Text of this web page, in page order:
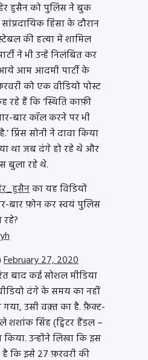
हुसैन को पुलिस ने बुक
हिंसा के दौरान
की हत्या में शामिल
ने भी उन्हें निलंबित कर
आम आदमी पार्टी के
को एक वीडियो पोस्ट
रहे हैं कि ‘स्थिति काफ़ी
बार कॉल करने पर भी
प्रिंस सोनी ने दावा किया
था जब दंगे हो रहे थे और
बुला रहे थे.
का यह विडियों
बार फ़ोन कर स्वयं पुलिस
February 27, 2020
बाद कई सोशल मीडिया
दंगे के समय का नहीं
उसी वक़्त का है. फ़ैक्ट-
शशांक सिंह (ट्विटर हैंडल –
किया. उन्होंने लिखा कि इस
है कि इसे 27 फ़रवरी की